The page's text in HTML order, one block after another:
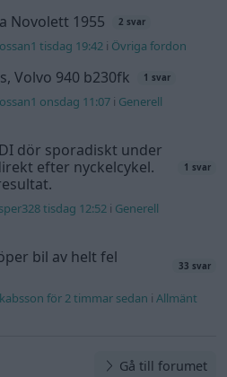
Novolett 1955 2 svar
tisdag 19:42 i Övriga fordon
Volvo 940 b230fk 1 svar
onsdag 11:07 i Generell
dör sporadiskt under
efter nyckelcykel.
1 svar
tisdag 12:52 i Generell
bil av helt fel
33 svar
för 2 timmar sedan iAllmänt
Gå till forumet